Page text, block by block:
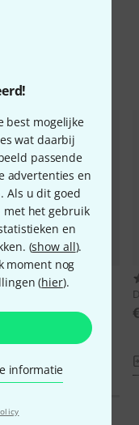
best mogelijke
wat daarbij
passende
advertenties en
Als u dit goed
met het gebruik
en
(show all).
moment nog
(hier).
informatie
6